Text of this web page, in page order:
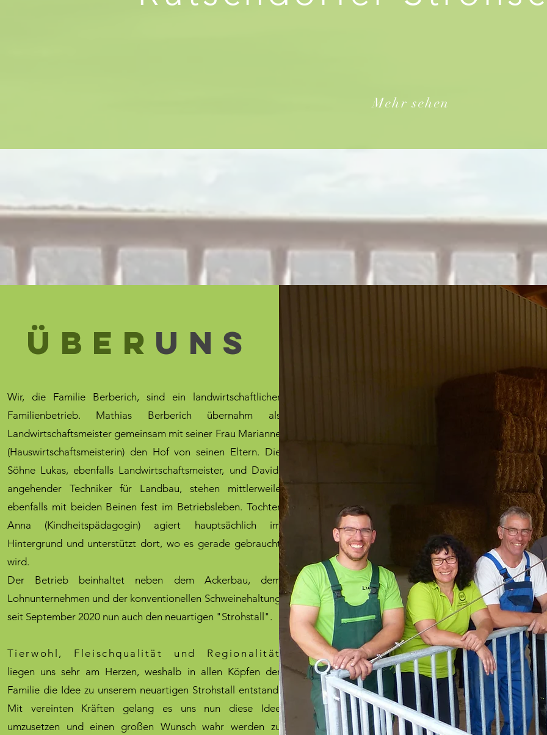
Mehr sehen
ÜBER UNS
Wir, die Familie Berberich, sind ein landwirtschaftlicher
Familienbetrieb. Mathias Berberich übernahm als
Landwirtschaftsmeister gemeinsam mit seiner Frau Marianne
(Hauswirtschaftsmeisterin) den Hof von seinen Eltern. Die
Söhne Lukas, ebenfalls Landwirtschaftsmeister, und David,
angehender Techniker für Landbau, stehen mittlerweile
ebenfalls mit beiden Beinen fest im Betriebsleben. Tochter
Anna (Kindheitspädagogin) agiert hauptsächlich im
Hintergrund und unterstützt dort, wo es gerade gebraucht
wird.
Der Betrieb beinhaltet neben dem Ackerbau, dem
Lohnunternehmen und der konventionellen Schweinehaltung
seit September 2020 nun auch den neuartigen "Strohstall".
Tierwohl, Fleischqualität und Regionalität
liegen uns sehr am Herzen, weshalb in allen Köpfen der
Familie die Idee zu unserem neuartigen Strohstall entstand.
Mit vereinten Kräften gelang es uns nun diese Idee
umzusetzen und einen großen Wunsch wahr werden zu